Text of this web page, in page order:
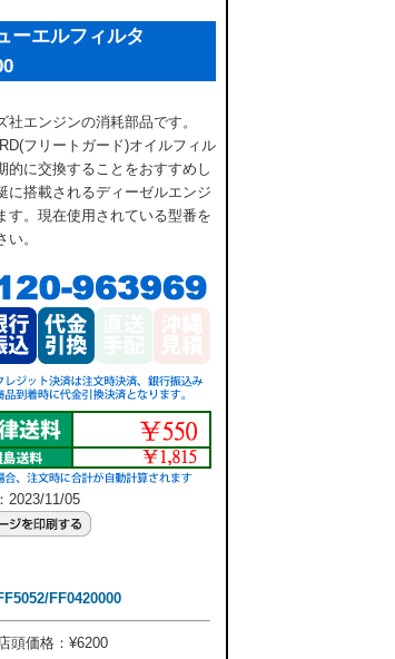
ーエルフィルタ
社エンジンの消耗部品です。
フリートガード)オイルフィル
的に交換することをおすすめし
に搭載されるディーゼルエンジ
す。現在使用されている型番を
。
2023/11/05
FF0420000
頭価格：¥6200